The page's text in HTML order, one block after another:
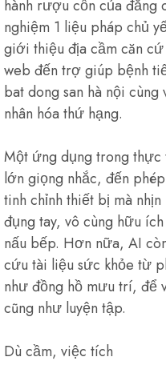
hành rượu cồn của đẳng
nghiệm 1 liệu pháp chủ
giới thiệu địa cầm căn
web đến trợ giúp bệnh
bat dong san hà nội
nhân hóa thứ hạng.
Một ứng dụng trong thực
lớn giọng nhắc, đến
tinh chỉnh thiết bị mà
đụng tay, vô cùng hữu
nấu bếp. Hơn nữa, AI
cứu tài liệu sức khỏe từ
như đồng hồ mưu trí, để
cũng như luyện tập.
Dù cầm, việc tích